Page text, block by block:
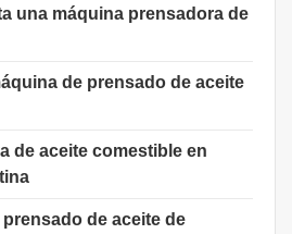
una máquina prensadora de
de prensado de aceite
de aceite comestible en
de aceite de